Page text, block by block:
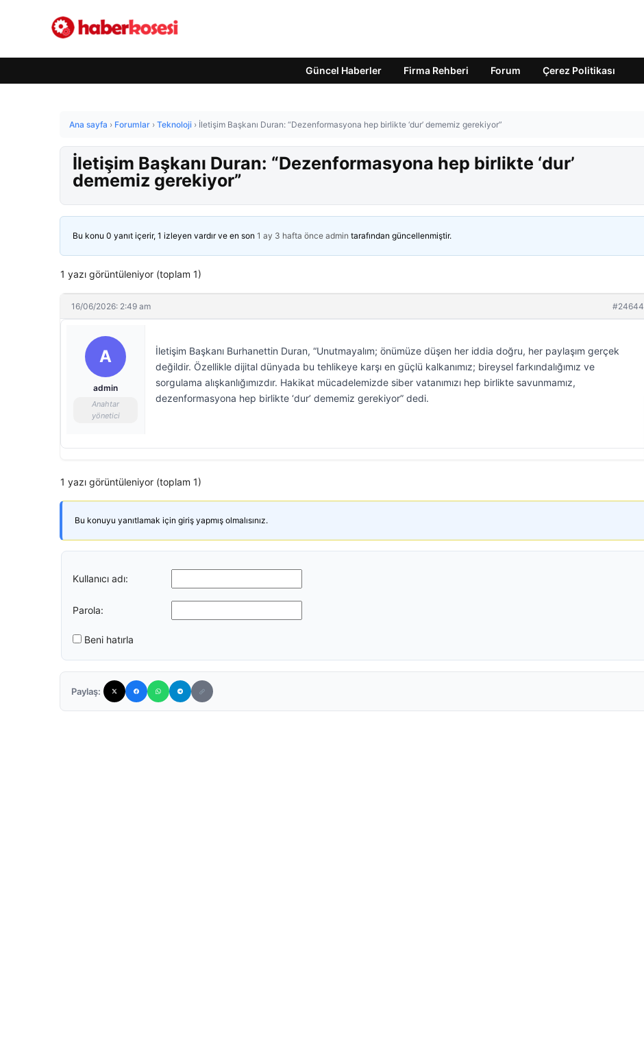
Güncel Haberler Firma Rehberi Forum Çerez Politikası
Ana sayfa › Forumlar › Teknoloji › İletişim Başkanı Duran: “Dezenformasyona hep birlikte ‘dur’ dememiz gerekiyor”
İletişim Başkanı Duran: “Dezenformasyona hep birlikte ‘dur’
dememiz gerekiyor”
Bu konu 0 yanıt içerir, 1 izleyen vardır ve en son 1 ay 3 hafta önce admin tarafından güncellenmiştir.
1 yazı görüntüleniyor (toplam 1)
16/06/2026: 2:49 am #24644
A
admin
Anahtar
yönetici
İletişim Başkanı Burhanettin Duran, “Unutmayalım; önümüze düşen her iddia doğru, her paylaşım gerçek
değildir. Özellikle dijital dünyada bu tehlikeye karşı en güçlü kalkanımız; bireysel farkındalığımız ve
sorgulama alışkanlığımızdır. Hakikat mücadelemizde siber vatanımızı hep birlikte savunmamız,
dezenformasyona hep birlikte ‘dur’ dememiz gerekiyor” dedi.
1 yazı görüntüleniyor (toplam 1)
Bu konuyu yanıtlamak için giriş yapmış olmalısınız.
Kullanıcı adı:
Parola:
Beni hatırla
Paylaş: